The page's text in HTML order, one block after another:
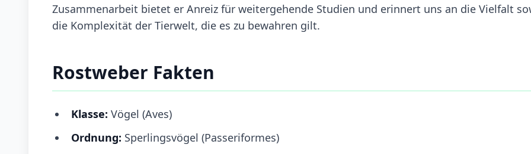
Zusammenarbeit bietet er Anreiz für weitergehende Studien und erinnert uns an die Vielfalt
die Komplexität der Tierwelt, die es zu bewahren gilt.
Rostweber Fakten
Klasse: Vögel (Aves)
Ordnung: Sperlingsvögel (Passeriformes)